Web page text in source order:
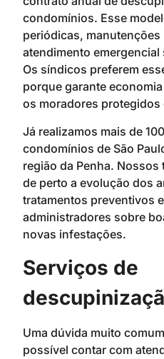
condomínios. Esse
periódicas, manutenções
atendimento
Os síndicos preferem
porque garante
os moradores
Já realizamos mais de
condomínios de São
região da Penha.
de perto a evolução dos
tratamentos preventivos
administradores sobre
novas infestações.
Serviços de
Uma dúvida muito
possível contar com